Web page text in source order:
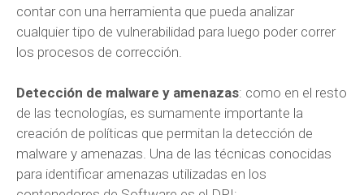
contar con una herramienta que pueda analizar
cualquier tipo de vulnerabilidad para luego poder correr
los procesos de corrección.
Detección de malware y amenazas: como en el resto
de las tecnologías, es sumamente importante la
creación de políticas que permitan la detección de
malware y amenazas. Una de las técnicas conocidas
para identificar amenazas utilizadas en los